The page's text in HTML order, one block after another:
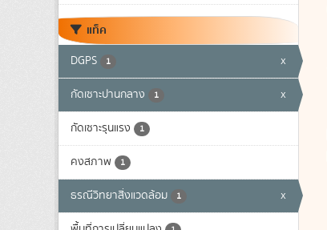
แท็ค
DGPS 1 x
กัดเซาะปานกลาง 1 x
กัดเซาะรุนแรง 1
คงสภาพ 1
ธรณีวิทยาสิ่งแวดล้อม 1 x